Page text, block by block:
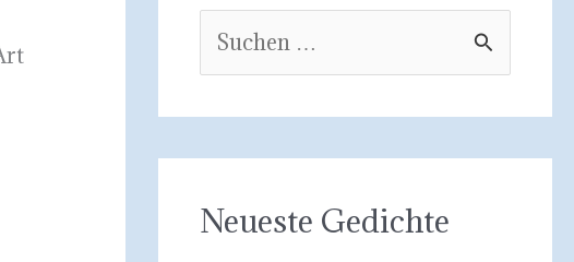
u
c
h
n
Neueste Gedichte